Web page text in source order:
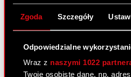
Zgoda Szczegóły
Odpowiedzialne
Wraz z naszymi 1022
Twoje osobiste dane, np.
Temat: Uchwały podjęte
ofercie – informacje bieżące i
Treść raportu: Zarząd Spółki
PROJEKT Spółka Akcyjna z